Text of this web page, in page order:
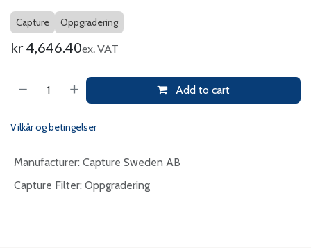
Capture Oppgradering
kr4,646.40ex. VAT
Add to cart
Vilkår og betingelser
Manufacturer: Capture Sweden AB
Capture Filter: Oppgradering